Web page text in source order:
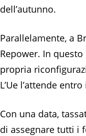
dell’autunno.
Parallelamente, a
Repower. In
propria
L’Ue l’attende
Con una data,
di assegnare tutti i